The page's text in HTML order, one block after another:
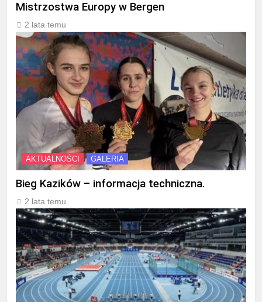
Mistrzostwa Europy w Bergen
2 lata temu
AKTUALNOŚCI GALERIA
Bieg Kazików – informacja techniczna.
2 lata temu